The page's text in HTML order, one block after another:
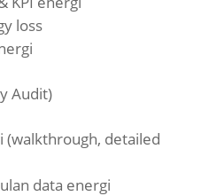
loss
Audit)
(walkthrough, detailed
data energi